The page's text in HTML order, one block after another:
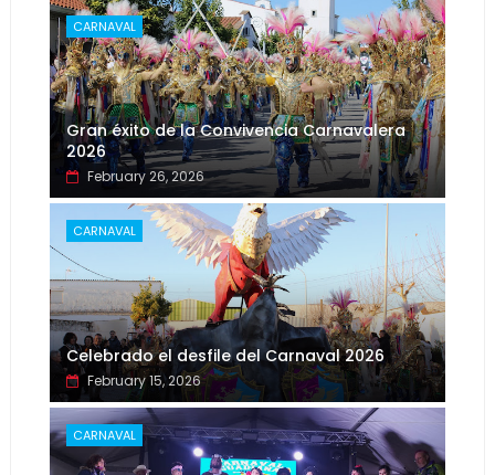
CARNAVAL
Gran éxito de la Convivencia Carnavalera
2026
February 26, 2026
CARNAVAL
Celebrado el desfile del Carnaval 2026
February 15, 2026
CARNAVAL